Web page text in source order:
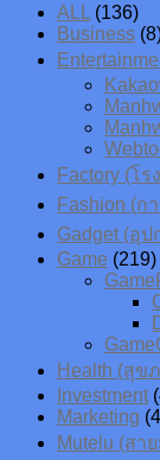
ALL (136)
Business
Factory (โ
Fashion (ก
Gadget (อุ
Game (219)
Health (สุข
Investment
Marketing
Mutelu (สา